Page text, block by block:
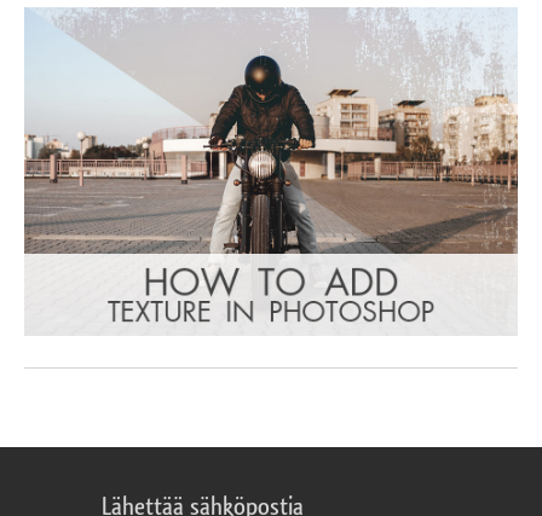
Lähettää sähköpostia